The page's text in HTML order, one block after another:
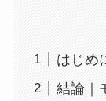
はじめ
結論｜